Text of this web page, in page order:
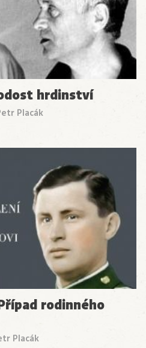
hrdinství
Placák
rodinného
Placák